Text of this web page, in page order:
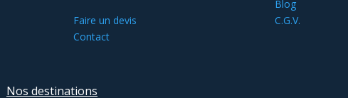
Faire un devis
Contact
Blog
C.G.V.
Nos destinations